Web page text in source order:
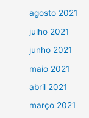
agosto 2021
julho 2021
junho 2021
maio 2021
abril 2021
março 2021